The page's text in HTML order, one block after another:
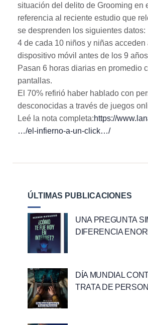
situación del delito de Grooming en
referencia al reciente estudio que
se desprenden los siguientes datos:
4 de cada 10 niños y niñas acceden
dispositivo móvil antes de los 9
Pasan 6 horas diarias en promedio
pantallas.
El 70% refirió haber hablado con
desconocidas a través de juegos
Leé la nota completa:https://
…/el-infierno-a-un-click…/
ÚLTIMAS PUBLICACIONES
UNA PREGUNTA
DIFERENCIA
DÍA MUNDIAL
TRATA DE